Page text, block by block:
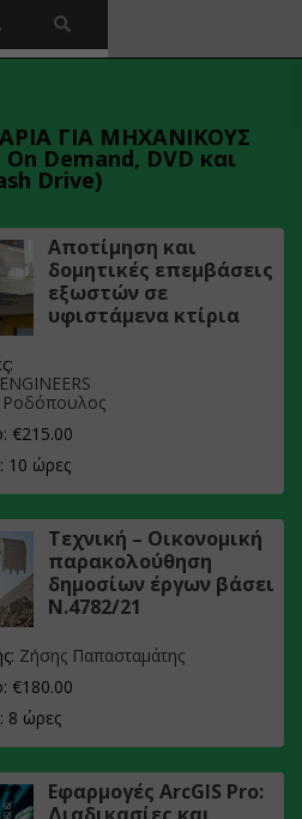
ΓΙΑ ΜΗΧΑΝΙΚΟΥΣ
Demand, DVD και
Drive)
Αποτίμηση και
δομητικές επεμβάσεις
εξωστών σε
υφιστάμενα κτίρια
Ροδόπουλος
€215.00
10 ώρες
Τεχνική – Οικονομική
παρακολούθηση
δημοσίων έργων βάσει
Ν.4782/21
Ζήσης Παπασταμάτης
€180.00
8 ώρες
Εφαρμογές ArcGIS Pro: